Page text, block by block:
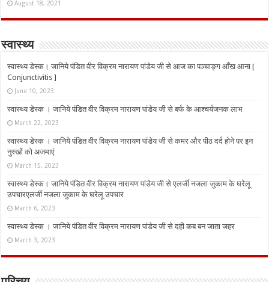
August 18, 2021
स्वास्थ्य
स्वास्थ्य डेस्क। जानिये पंडित वीर विक्रम नारायण पांडेय जी से आज का पञ्चाङ्ग आँख आना [
Conjunctivitis ]
June 10, 2023
स्वास्थ्य डेस्क । जानिये पंडित वीर विक्रम नारायण पांडेय जी से बर्फ के आश्चर्यजनक लाभ
March 22, 2023
स्वास्थ्य डेस्क । जानिये पंडित वीर विक्रम नारायण पांडेय जी से कमर और पीठ दर्द होने पर इन
नुस्‍खों को अजमाएं
March 15, 2023
स्वास्थ्य डेस्क। जानिये पंडित वीर विक्रम नारायण पांडेय जी से एलर्जी नजला जुकाम के घरेलू
उपचारएलर्जी नजला जुकाम के घरेलू उपचार
March 6, 2023
स्वास्थ्य डेस्क । जानिये पंडित वीर विक्रम नारायण पांडेय जी से दही कब बन जाता जहर
March 3, 2023